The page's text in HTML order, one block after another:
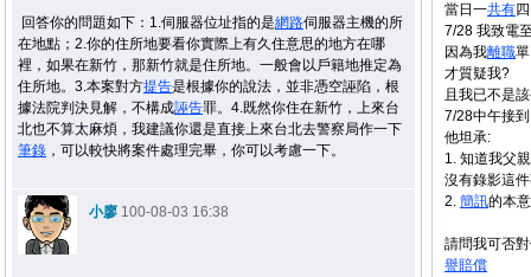
回答你的問題如下：1.伺服器位址指的是網路伺服器主機的所
在地點；2.你的住所地要看你實際上有久住意思的地方在哪
裡，如果在新竹，那新竹就是住所地。一般會以戶籍地推定為
住所地。3.本案對方提告是根據你的說法，並非憑空誣陷，根
據法院判決見解，不構成誣告罪。4.既然你住在新竹，上來台
北也不算太麻煩，我建議你還是直接上來台北去警察局作一下
筆錄 ，可以較快將案件處理完畢，你可以考慮一下。
小廖 100-08-03 16:38
當日一共有
7/28 我致電
因為我離職
才質疑我?
且我已不是
7/28中午接
他坦承:
1. 知道我父
沒有錄影這
2. 簡訊的本
請問我可否
譽賠償